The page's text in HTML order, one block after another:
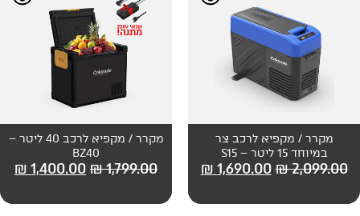
צר
₪
מקרר / מקפיא לרכב 40 ליטר –
1,799.00
₪
1,400.00
₪